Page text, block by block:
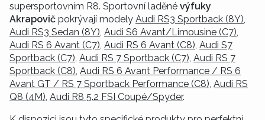
supersportovním R8. Sportovní laděné výfuky
Akrapovič pokrývají modely Audi RS3 Sportback (8Y),
Audi RS3 Sedan (8Y), Audi S6 Avant/Limousine (C7),
Audi RS 6 Avant (C7), Audi RS 6 Avant (C8), Audi S7
Sportback (C7), Audi RS 7 Sportback (C7), Audi RS 7
Sportback (C8), Audi RS 6 Avant Performance / RS 6
Avant GT / RS 7 Sportback Performance (C8), Audi RS
Q8 (4M), Audi R8 5.2 FSI Coupé/Spyder.